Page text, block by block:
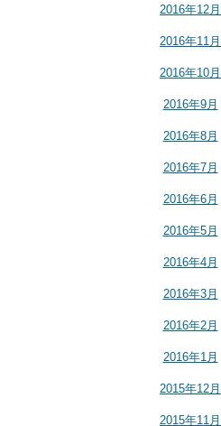
2016年12月
2016年11月
2016年10月
2016年9月
2016年8月
2016年7月
2016年6月
2016年5月
2016年4月
2016年3月
2016年2月
2016年1月
2015年12月
2015年11月